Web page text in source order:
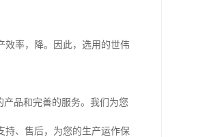
效率，降。因此，选用的世伟
品和完善的服务。我们为您
持、售后，为您的生产运作保